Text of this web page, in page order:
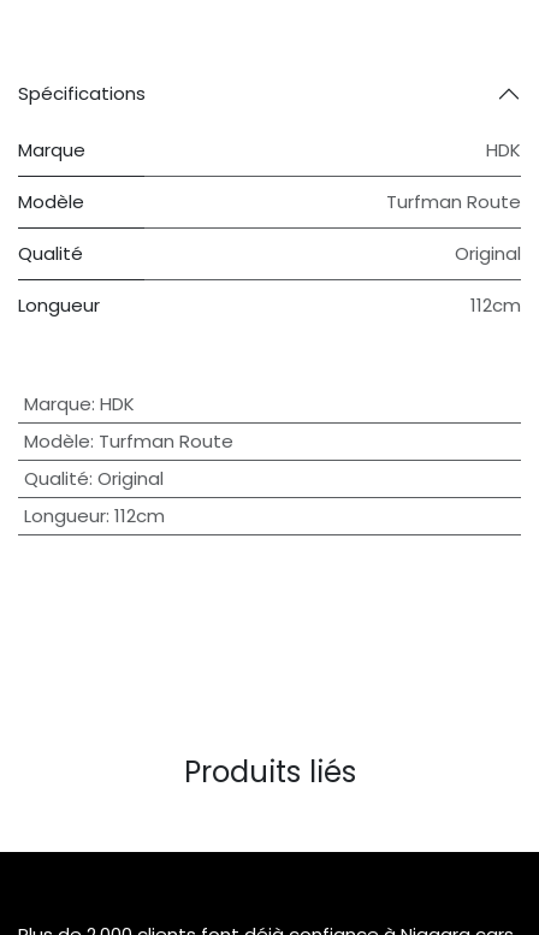
Spécifications
Marque HDK
Modèle Turfman Route
Qualité Original
Longueur 112cm
Marque: HDK
Modèle: Turfman Route
Qualité: Original
Longueur: 112cm
Produits liés